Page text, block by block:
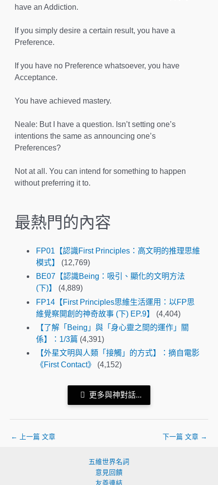
have an Addiction.
If you simply desire a certain result, you have a
Preference.
If you have no Preference whatsoever, you have
Acceptance.
You have achieved mastery.
Neale: But I have a question. Isn’t setting one’s
intentions the same as announcing one’s
Preferences?
Not at all. You can intend for something to happen
with­out preferring it to.
最熱門的內容
FP01【認識First Principles：高文明的推理思維
模式】
(12,769)
BE07【認識Being：吸引、顯化的文明方法
(下)】
(4,889)
FP14【First Principles思維生活運用：以FP思
維覺察開創的神奇故事 (下) EP.9】
(4,404)
【了解「Being」與「身心靈之間的運作」關
係】：1/3篇 (4,391)
【外星文明與人類「接觸」的方式】：摘自電影
《First Contact》
(4,152)
更多與神對話...
← 上一篇 文章 下一篇 文章 →
五維世界名詞
意見回饋
友善連結